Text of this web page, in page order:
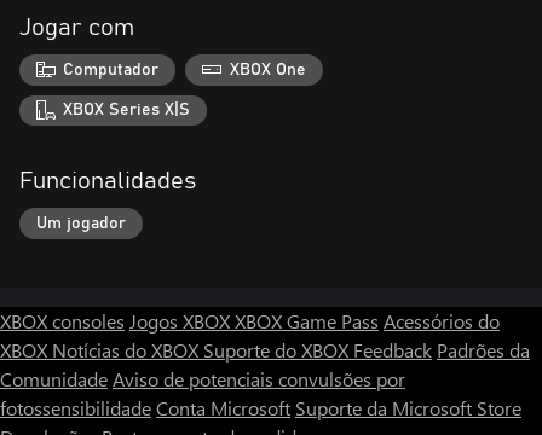
investimento inicial em edifícios econômicos pode ser arriscado,
mas trará benefícios significativos a longo prazo. A colocação
aleatória de recursos em cada jogo cria novos desafios
estratégicos que exigem sua criatividade e habilidades de tomada
de decisão.
Jogar com
Computador XBOX One
XBOX Series X|S
Funcionalidades
Um jogador
XBOX consoles Jogos XBOXXBOX Game Pass Acessórios do
XBOX Notícias do XBOX Suporte do XBOX Feedback Padrões da
ComunidadeAviso de potenciais convulsões por
fotossensibilidadeConta Microsoft Suporte da Microsoft Store